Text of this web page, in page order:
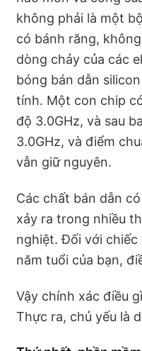
không phải là một
có bánh răng,
dòng chảy của các
bóng bán dẫn
tính. Một con chip
độ 3.0GHz, và sau
3.0GHz, và điểm
vẫn giữ nguyên.
Các chất bán dẫn
xảy ra trong nhiều
nghiệt. Đối với chiếc
năm tuổi của bạn,
Vậy chính xác điều
Thực ra, chủ yếu là